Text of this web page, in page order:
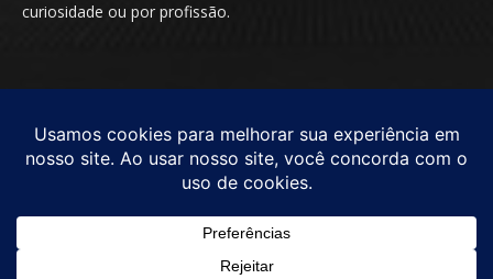
curiosidade ou por profissão.